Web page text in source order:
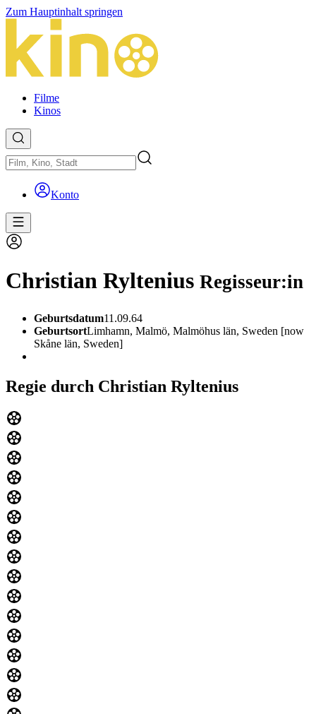
Zum Hauptinhalt springen
Filme
Kinos
Konto
Christian Ryltenius Regisseur:in
Geburtsdatum11.09.64
GeburtsortLimhamn, Malmö, Malmöhus län, Sweden [now
Skåne län, Sweden]
Regie durch Christian Ryltenius